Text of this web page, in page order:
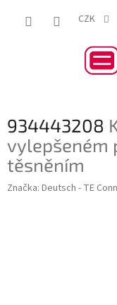
CZK
934443208
vylepšeném
těsněním
Značka: Deutsch - TE